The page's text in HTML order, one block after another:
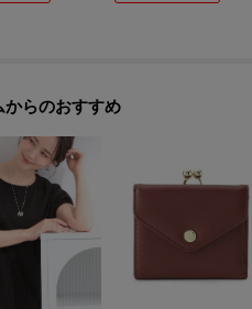
からのおすすめ